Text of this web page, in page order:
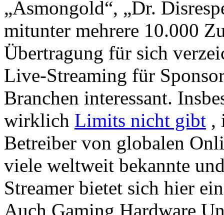
„Asmongold“, „Dr.
mitunter mehrere 10.000
Übertragung für sich
Live-Streaming für
Branchen interessant.
wirklich Limits nicht gibt ,
Betreiber von globalen
viele weltweit bekannte
Streamer bietet sich hier
Auch Gaming Hardware